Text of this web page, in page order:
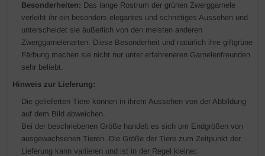
Besonderheiten: Das lange Rostrum der grünen Zwerggarnele
verleiht ihr ein besonders elegantes und schnittiges Aussehen und
unterscheidet sie äußerlich von den meisten anderen
Zwerggarnelenarten. Diese Besonderheit und natürlich ihre giftgrüne
Färbung machen sie nicht nur unter erfahreneren Garnelenfreunden
sehr beliebt.
Hinweis zur Lieferung:
Die gelieferten Tiere können in ihrem Aussehen von der Abbildung
auf dem Bild abweichen.
Bei der beschriebenen Größe handelt es sich um Endgrößen von
ausgewachsenen Tieren. Die Größe der Tiere zum Zeitpunkt der
Lieferung kann variieren und ist in der Regel kleiner.